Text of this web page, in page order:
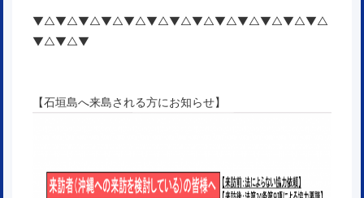
▼△▼△▼△▼△▼△▼△▼△▼△▼△▼△▼△▼△▼△
▼△▼△▼
【石垣島へ来島される方にお知らせ】